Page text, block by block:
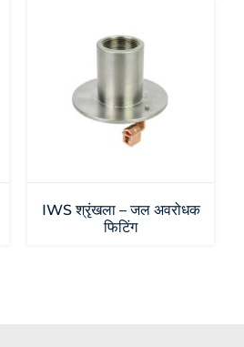
IWS श्रृंखला – जल अवरोधक
फिटिंग